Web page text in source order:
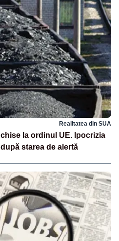
Realitatea din SUA
la ordinul UE. Ipocrizia
starea de alertă